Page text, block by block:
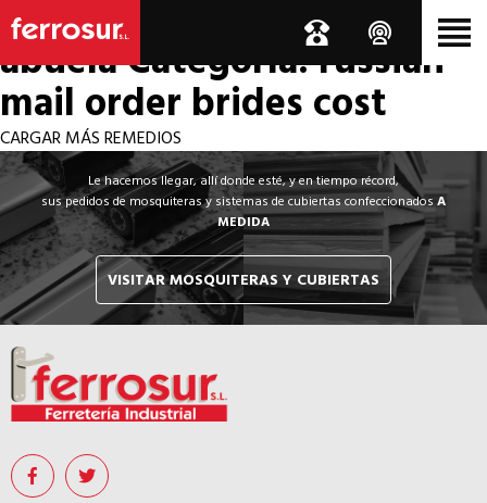
Los por si acaso de la
abuelaCategoría: russian
mail order brides cost
CARGAR MÁS REMEDIOS
Le hacemos llegar, allí donde esté, y en tiempo récord,
sus pedidos de mosquiteras y sistemas de cubiertas confeccionadosA
MEDIDA
VISITAR MOSQUITERAS Y CUBIERTAS